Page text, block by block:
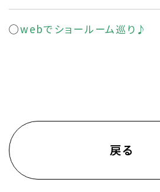
◯webでショールーム巡り♪
戻る